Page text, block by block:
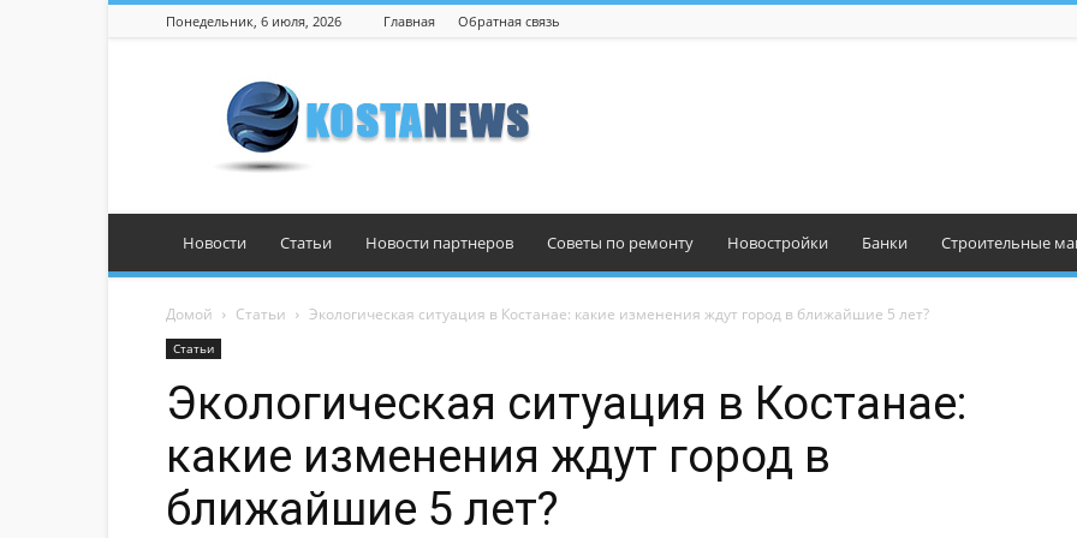
Понедельник, 6 июля, 2026 Главная Обратная связь
Новости Статьи Новости партнеров Советы по ремонту Новостройки Банки Строительные
Домой Статьи Экологическая ситуация в Костанае: какие изменения ждут город в ближайшие 5 лет?
Статьи
Экологическая ситуация в Костанае:
какие изменения ждут город в
ближайшие 5 лет?